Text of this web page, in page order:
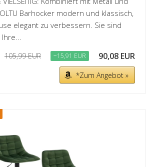
Barhocker modern und klassisch,
elegant zu verbessern. Sie sind
Ihre...
105,99 EUR −15,91 EUR 90,08 EUR
*Zum Angebot »